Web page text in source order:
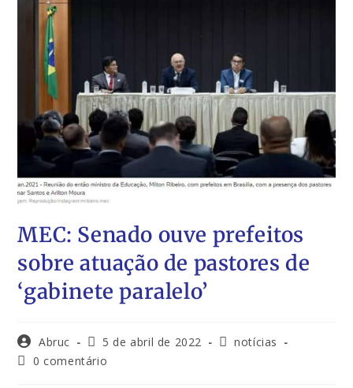
MEC: Senado ouve prefeitos
sobre atuação de pastores de
‘gabinete paralelo’
Abruc 5 de abril de 2022
notícias
0 comentário